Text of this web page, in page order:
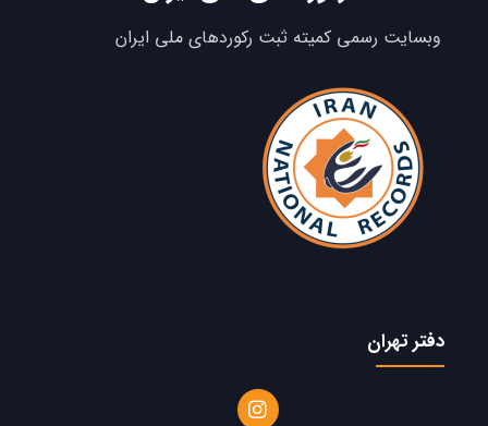
وبسایت رسمی کمیته ثبت رکوردهای ملی ایران
دفتر تهران